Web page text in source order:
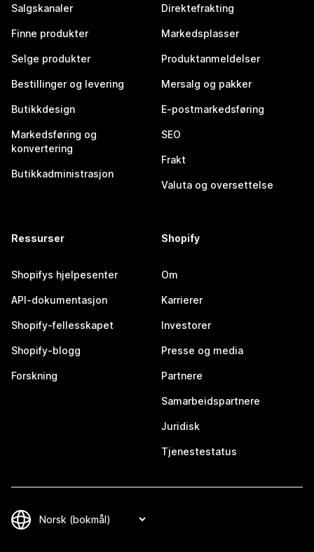
Salgskanaler
Finne produkter
Selge produkter
Bestillinger og levering
Butikkdesign
Markedsføring og
konvertering
Butikkadministrasjon
Direktefrakting
Markedsplasser
Produktanmeldelser
Mersalg og pakker
E-postmarkedsføring
SEO
Frakt
Valuta og oversettelse
Ressurser
Shopifys hjelpesenter
API-dokumentasjon
Shopify-fellesskapet
Shopify-blogg
Forskning
Shopify
Om
Karrierer
Investorer
Presse og media
Partnere
Samarbeidspartnere
Juridisk
Tjenestestatus